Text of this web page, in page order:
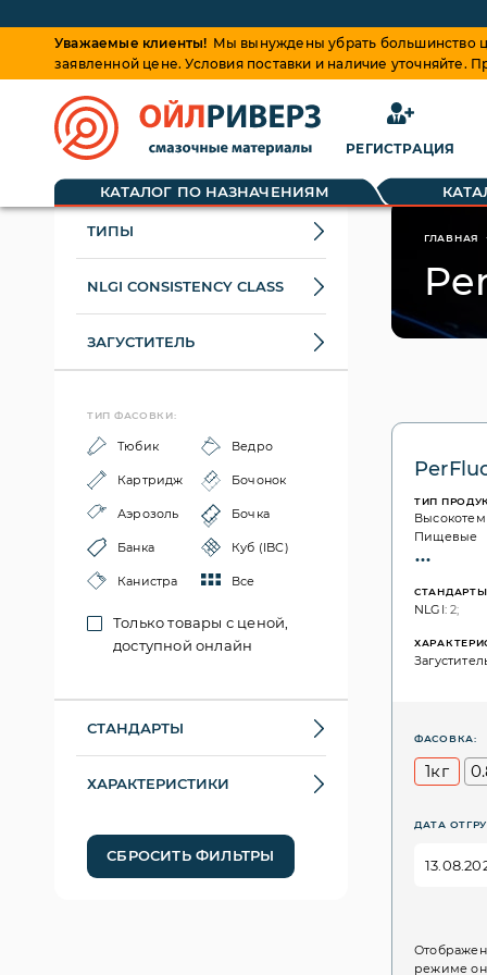
Уважаемые клиенты! Мы вынуждены убрать большинство
заявленной цене. Условия поставки и наличие
РЕГИСТРАЦИЯ
КАТАЛОГ ПО НАЗНАЧЕНИЯМ
ТИПЫ
NLGI CONSISTENCY CLASS
ЗАГУСТИТЕЛЬ
ТИП ФАСОВКИ:
Тюбик Ведро
Картридж Бочонок
Аэрозоль Бочка
Банка Куб (IBC)
Канистра Все
Только товары с ценой,
доступной онлайн
СТАНДАРТЫ
ХАРАКТЕРИСТИКИ
СБРОСИТЬ ФИЛЬТРЫ
ГЛАВНАЯ
ТИП
Пищевые
СТАНДАРТЫ
NLGI: 2;
ФАСОВКА:
1кг
ДАТА
режиме